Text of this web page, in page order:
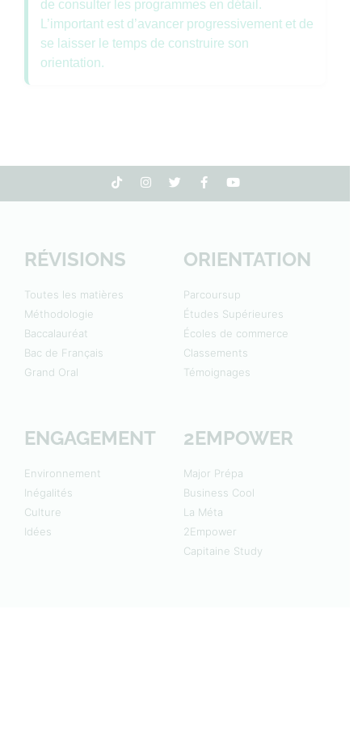
de consulter les programmes en détail.
L’important est d’avancer progressivement et de
se laisser le temps de construire son
orientation.
RÉVISIONS
Toutes les matières
Méthodologie
Baccalauréat
Bac de Français
Grand Oral
ORIENTATION
Parcoursup
Études Supérieures
Écoles de commerce
Classements
Témoignages
ENGAGEMENT
Environnement
Inégalités
Culture
Idées
2EMPOWER
Major Prépa
Business Cool
La Méta
2Empower
Capitaine Study